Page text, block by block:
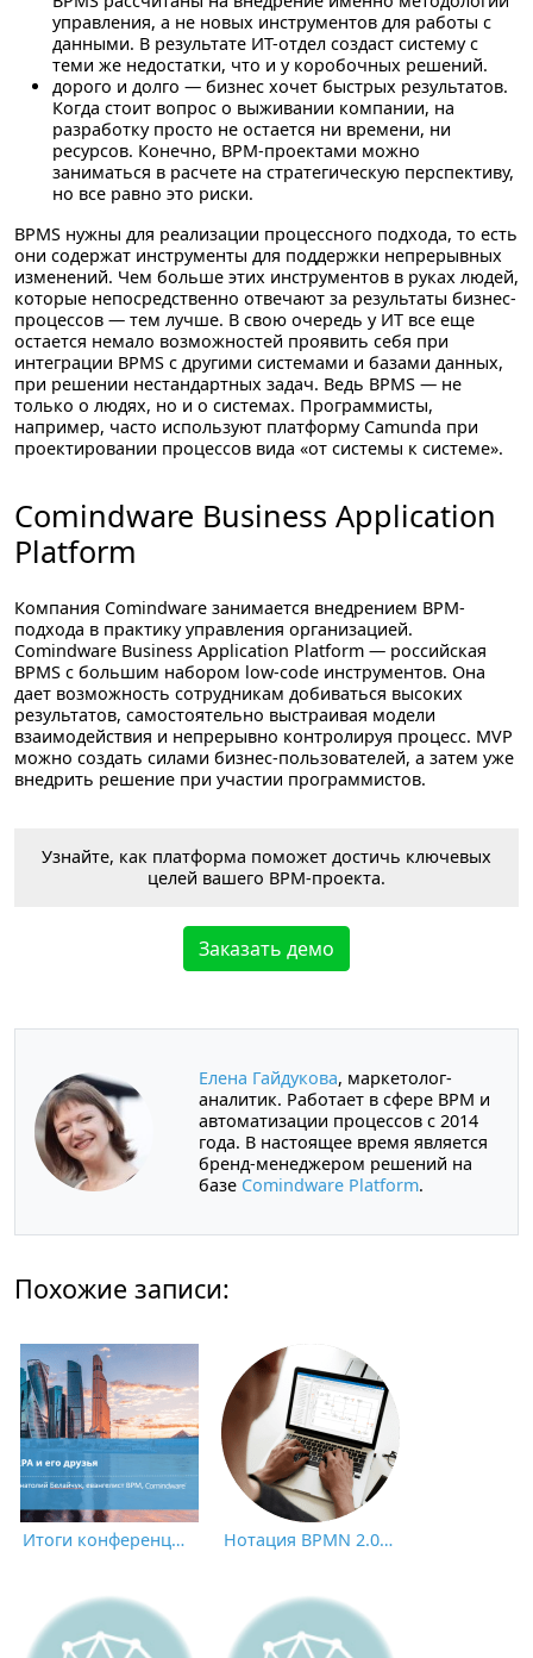
управления, а не новых инструментов для работы с
данными. В результате ИТ-отдел создаст систему с
теми же недостатки, что и у коробочных решений.
дорого и долго — бизнес хочет быстрых результатов.
Когда стоит вопрос о выживании компании, на
разработку просто не остается ни времени, ни
ресурсов. Конечно, BPM-проектами можно
заниматься в расчете на стратегическую перспективу,
но все равно это риски.
BPMS нужны для реализации процессного подхода, то есть
они содержат инструменты для поддержки непрерывных
изменений. Чем больше этих инструментов в руках людей,
которые непосредственно отвечают за результаты бизнес-
процессов — тем лучше. В свою очередь у ИТ все еще
остается немало возможностей проявить себя при
интеграции BPMS с другими системами и базами данных,
при решении нестандартных задач. Ведь BPMS — не
только о людях, но и о системах. Программисты,
например, часто используют платформу Camunda при
проектировании процессов вида «от системы к системе».
Comindware Business Application
Platform
Компания Comindware занимается внедрением BPM-
подхода в практику управления организацией.
Comindware Business Application Platform — российская
BPMS с большим набором low-code инструментов. Она
дает возможность сотрудникам добиваться высоких
результатов, самостоятельно выстраивая модели
взаимодействия и непрерывно контролируя процесс. MVP
можно создать силами бизнес-пользователей, а затем уже
внедрить решение при участии программистов.
Узнайте, как платформа поможет достичь ключевых
целей вашего BPM-проекта.
Заказать демо
Елена Гайдукова, маркетолог-
аналитик. Работает в сфере BPM и
автоматизации процессов с 2014
года. В настоящее время является
бренд-менеджером решений на
базе Comindware Platform.
Похожие записи:
Итоги конференции CNews «Роботизация бизнес-процессов 2021» Нотация BPMN 2.0: ключевые элементы и описание